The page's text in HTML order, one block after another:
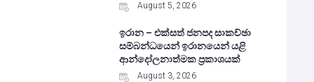
August 5, 2026
ඉරාන – එක්සත් ජනපද සාකච්ඡා
සම්බන්ධයෙන් ඉරානයෙන් යළි
ආන්දෝලනාත්මක ප්‍රකාශයක්
August 3, 2026